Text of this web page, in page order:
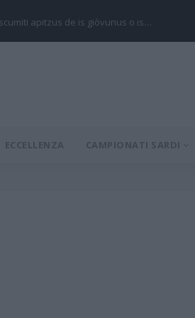
apitzus de is giòvunus o is…
ECCELLENZA CAMPIONATI SARDI